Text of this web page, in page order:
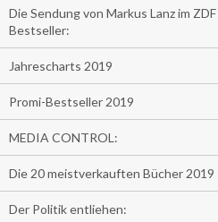
Die Sendung von Markus Lanz im
Bestseller:
Jahrescharts 2019
Promi-Bestseller 2019
MEDIA CONTROL:
Die 20 meistverkauften Bücher 2019
Der Politik entliehen: